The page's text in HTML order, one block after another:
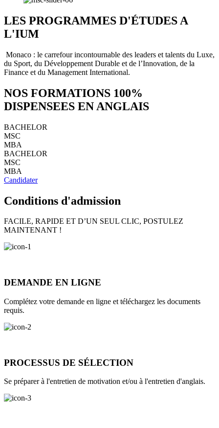
LES PROGRAMMES D'ÉTUDES A
L'IUM
Monaco : le carrefour incontournable des leaders et talents du Luxe,
du Sport, du Développement Durable et de l’Innovation, de la
Finance et du Management International.
NOS FORMATIONS 100%
DISPENSEES EN ANGLAIS
BACHELOR
MSC
MBA
BACHELOR
MSC
MBA
Candidater
Conditions d'admission
FACILE, RAPIDE ET D’UN SEUL CLIC, POSTULEZ
MAINTENANT !
DEMANDE EN LIGNE
Complétez votre demande en ligne et téléchargez les documents
requis.
PROCESSUS DE SÉLECTION
Se préparer à l'entretien de motivation et/ou à l'entretien d'anglais.